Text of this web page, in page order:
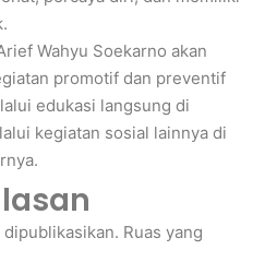
Wahyu Soekarno akan
promotif dan preventif
edukasi langsung di
kegiatan sosial lainnya di
dipublikasikan. Ruas yang